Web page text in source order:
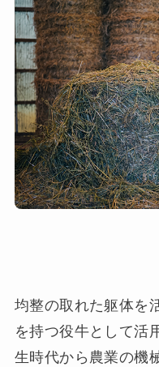
均整の取れた躯体を
を持つ役牛として活
生時代から農業の機